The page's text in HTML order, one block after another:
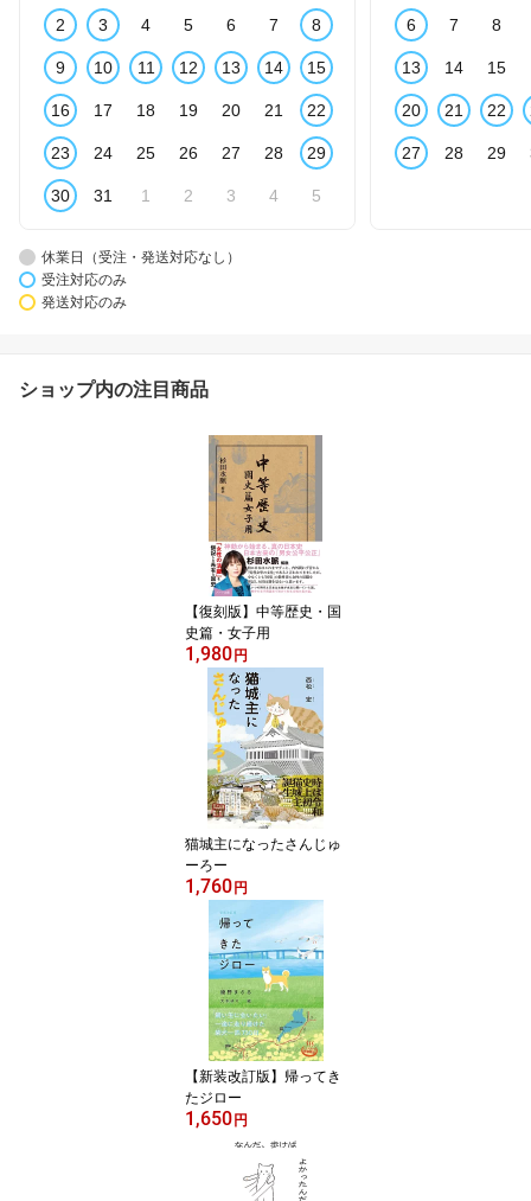
2 3 4 5 6 7 8
9 10 11 12 13 14 15
16 17 18 19 20 21 22
23 24 25 26 27 28 29
30 31 1 2 3 4 5
6 7 8
13 14 15
20 21 22
27 28 29
休業日（受注・発送対応なし）
受注対応のみ
発送対応のみ
ショップ内の注目商品
【復刻版】中等歴史・国
史篇・女子用
1,980 円
猫城主になったさんじゅ
ーろー
1,760 円
【新装改訂版】帰ってき
たジロー
1,650 円